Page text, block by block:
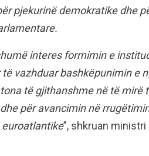
pjekurinë demokratike dhe
interes formimin e
të vazhduar bashkëpunimin e
të gjithanshme në të mirë
për avancimin në
”, shkruan ministri